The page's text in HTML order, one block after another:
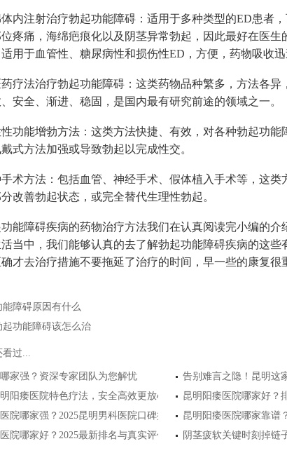
内注射治疗勃起功能障碍：适用于多种类型的ED患者
疼痛，海绵疤痕化以及阴茎异常勃起，因此最好在医生
用于血管性、糖尿病性和损伤性ED，方便，药物吸收迅
药疗法治疗勃起功能障碍：这类药物品种繁多，方法各异
安全、渐进、稳固，是国内最有研究前途的领域之一。
功能增勃方法：这类方法快捷、有效，对各种勃起功能
式方法加强或导致勃起以完成性交。
术方法：包括血管、神经手术、假体植入手术等，这类
改善勃起状态，或完全替代生理性勃起。
能障碍疾病的药物治疗方法我们在认真阅读完小编的介
当中，我们能够认真的去了解勃起功能障碍疾病的这些
才去治疗措施不要拖延了治疗的时间，早一些的康复很
能障碍原因有什么
起功能障碍该怎么治
过...
家强？资深专家团队为您解忧
告别难言之隐！昆明这
阳痿医院特色疗法，安全高效更放心
昆明阳痿医院哪家好？
院哪家强？2025昆明男科医院口碑排名前十出炉，患者都说放心
昆明阳痿医院哪家靠谱
院哪家好？2025最新排名与真实评价，助你科学就医
阴茎疲软关键时刻掉链